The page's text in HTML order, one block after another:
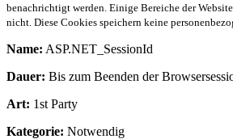
benachrichtigt werden. Einige Bereiche der
nicht. Diese Cookies speichern keine
Name: ASP.NET_SessionId
Dauer: Bis zum Beenden der
Art: 1st Party
Kategorie: Notwendig